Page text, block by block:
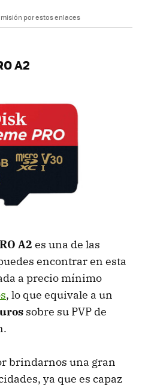
por estos enlaces
A2
A2 es una de las
encontrar en esta
a precio mínimo
, lo que equivale a un
sobre su PVP de
brindarnos una gran
ya que es capaz